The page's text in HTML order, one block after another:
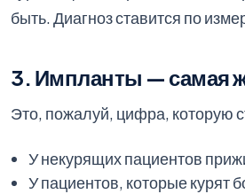
быть. Диагноз ставится по
3. Импланты — самая
Это, пожалуй, цифра, которую
У некурящих пациентов
У пациентов, которые курят